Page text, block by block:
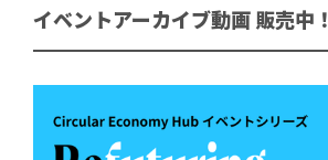
イベントアーカイブ動画 販売中！